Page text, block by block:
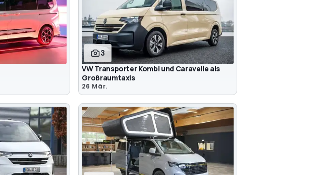
3
VW Transporter Kombi und Caravelle als
Großraumtaxis
26 Mär.